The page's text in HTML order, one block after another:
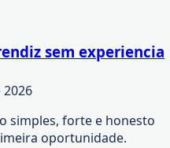
sem experiencia
simples, forte e honesto
oportunidade.